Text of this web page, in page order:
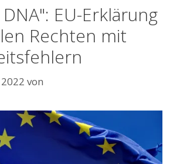
EU-Erklärung
Rechten mit
von